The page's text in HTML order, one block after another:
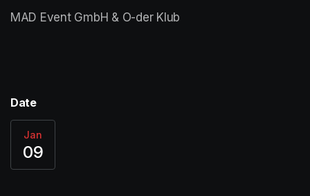
MAD Event GmbH & O-der Klub
Date
Jan
09